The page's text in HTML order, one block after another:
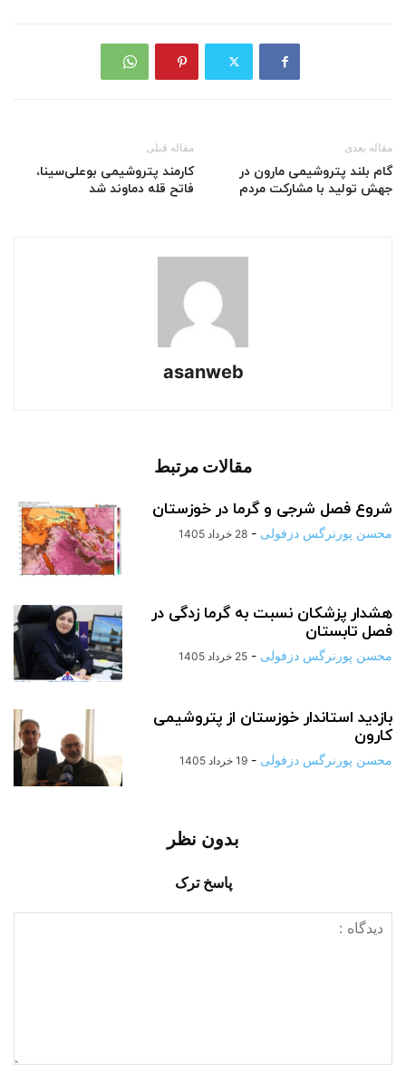
مقاله قبلی
کارمند پتروشیمی بوعلی‌سینا،
فاتح قله دماوند شد
مقاله بعدی
گام بلند پتروشیمی مارون در
جهش تولید با مشارکت مردم
asanweb
مقالات مرتبط
شروع فصل شرجی و گرما در خوزستان
محسن پورنرگس دزفولی - 28 خرداد 1405
هشدار پزشکان نسبت به گرما زدگی در
فصل تابستان
محسن پورنرگس دزفولی - 25 خرداد 1405
بازدید استاندار خوزستان از پتروشیمی
کارون
محسن پورنرگس دزفولی - 19 خرداد 1405
بدون نظر
پاسخ ترک